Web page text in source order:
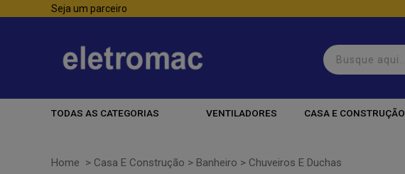
Seja um parceiro
TODAS AS CATEGORIAS VENTILADORES CASA E CONSTRUÇÃO
Home > Casa E Construção > Banheiro > Chuveiros E Duchas